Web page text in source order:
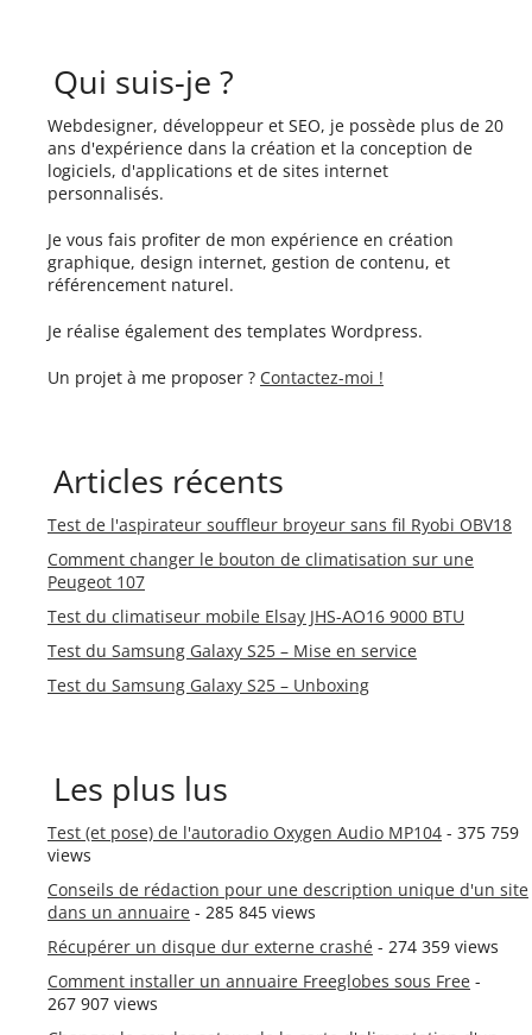
Qui suis-je ?
Webdesigner, développeur et SEO, je possède plus de 20
ans d'expérience dans la création et la conception de
logiciels, d'applications et de sites internet
personnalisés.
Je vous fais profiter de mon expérience en création
graphique, design internet, gestion de contenu, et
référencement naturel.
Je réalise également des templates Wordpress.
Un projet à me proposer ? Contactez-moi !
Articles récents
Test de l'aspirateur souffleur broyeur sans fil Ryobi OBV18
Comment changer le bouton de climatisation sur une
Peugeot 107
Test du climatiseur mobile Elsay JHS-AO16 9000 BTU
Test du Samsung Galaxy S25 – Mise en service
Test du Samsung Galaxy S25 – Unboxing
Les plus lus
Test (et pose) de l'autoradio Oxygen Audio MP104 - 375 759
views
Conseils de rédaction pour une description unique d'un site
dans un annuaire - 285 845 views
Récupérer un disque dur externe crashé - 274 359 views
Comment installer un annuaire Freeglobes sous Free -
267 907 views